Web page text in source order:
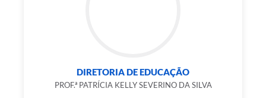
DIRETORIA DE EDUCAÇÃO
PROF.ª PATRÍCIA KELLY SEVERINO DA SILVA